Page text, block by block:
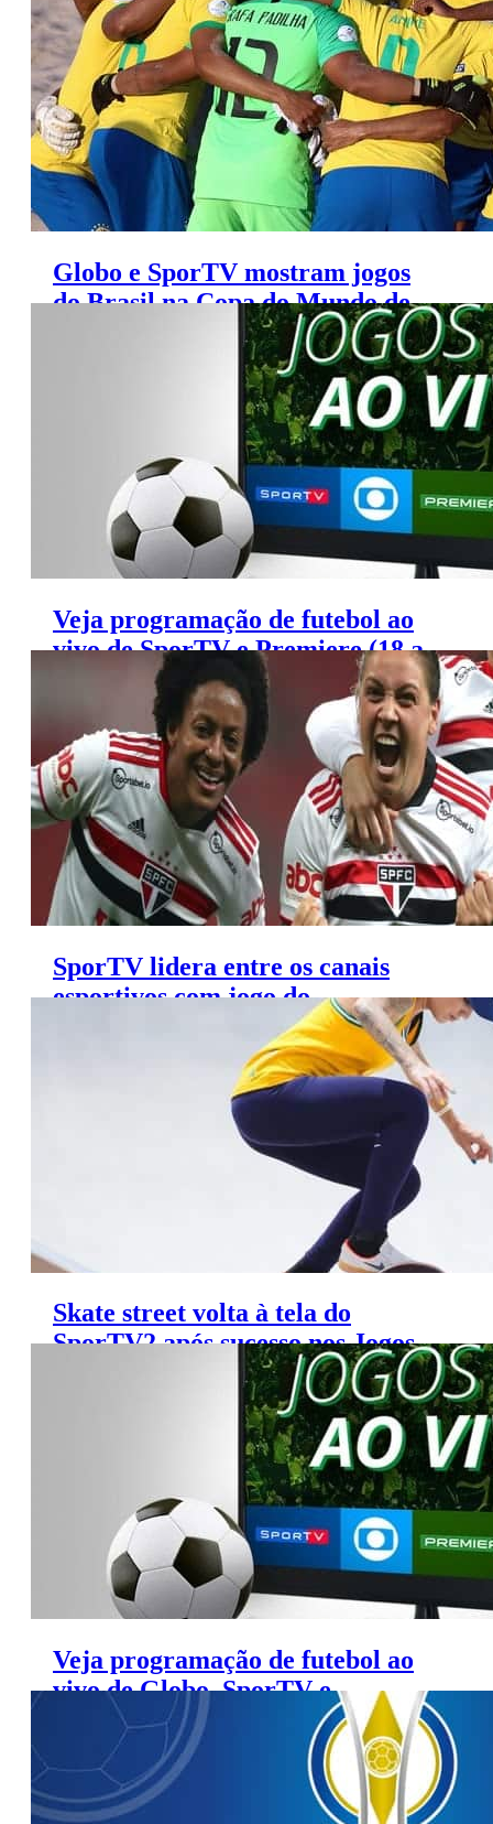
Globo e SporTV mostram jogos
do Brasil na Copa do Mundo de
Veja programação de futebol ao
vivo de SporTV e Premiere (18 a
20 de agosto)
SporTV lidera entre os canais
esportivos com jogo do
Brasileirão Feminino
Skate street volta à tela do
SporTV2 após sucesso nos Jogos
Veja programação de futebol ao
vivo de Globo, SporTV e
Premiere (14 a 17 de agosto)